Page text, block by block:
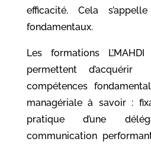
efficacité. Cela
fondamentaux.
Les formations
permettent
compétences
managériale à savoir :
pratique d’une
communication